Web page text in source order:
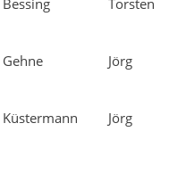
Bessing Torsten
Gehne Jörg
Küstermann Jörg